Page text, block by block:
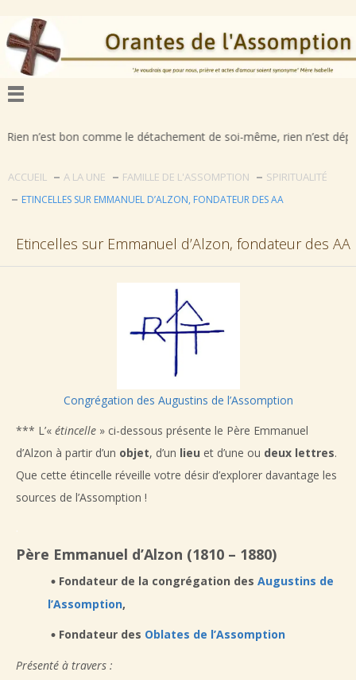
comme le détachement de soi-même, rien n’est déplorable
ACCUEIL A LA UNE FAMILLE DE L'ASSOMPTION SPIRITUALITÉ
ETINCELLES SUR EMMANUEL D’ALZON, FONDATEUR DES AA
Etincelles sur Emmanuel d’Alzon, fondateur des AA
Congrégation des Augustins de l’Assomption
*** L’« étincelle » ci-dessous présente le Père Emmanuel
d’Alzon à partir d’un objet, d’un lieu et d’une ou deux lettres.
Que cette étincelle réveille votre désir d’explorer davantage les
sources de l’Assomption !
Père Emmanuel d’Alzon (1810 – 1880)
Fondateur de la congrégation des Augustins de
l’Assomption,
Fondateur des Oblates de l’Assomption
Présenté à travers :